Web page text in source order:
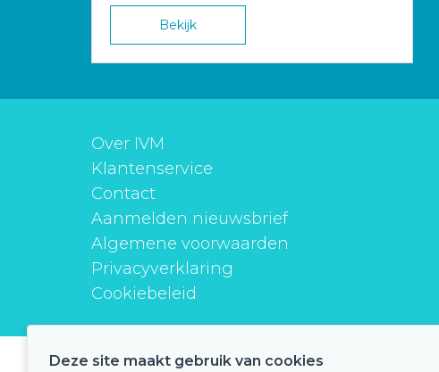
Bekijk
Over IVM
Klantenservice
Contact
Aanmelden nieuwsbrief
Algemene voorwaarden
Privacyverklaring
Cookiebeleid
instituutverantwoordmedicijngebruik
Deze site maakt gebruik van cookies